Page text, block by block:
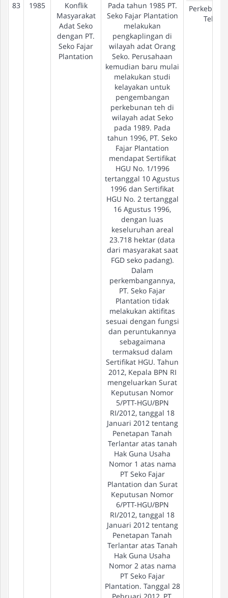
83 1985
Konflik
Masyarakat
Adat Seko
dengan PT.
Seko Fajar
Plantation
Pada tahun 1985 PT.
Seko Fajar Plantation
melakukan
pengkaplingan di
wilayah adat Orang
Seko. Perusahaan
kemudian baru mulai
melakukan studi
kelayakan untuk
pengembangan
perkebunan teh di
wilayah adat Seko
pada 1989. Pada
tahun 1996, PT. Seko
Fajar Plantation
mendapat Sertifikat
HGU No. 1/1996
tertanggal 10 Agustus
1996 dan Sertifikat
HGU No. 2 tertanggal
16 Agustus 1996,
dengan luas
keseluruhan areal
23.718 hektar (data
dari masyarakat saat
FGD seko padang).
Dalam
perkembangannya,
PT. Seko Fajar
Plantation tidak
melakukan aktifitas
sesuai dengan fungsi
dan peruntukannya
sebagaimana
termaksud dalam
Sertifikat HGU. Tahun
2012, Kepala BPN RI
mengeluarkan Surat
Keputusan Nomor
5/PTT-HGU/BPN
RI/2012, tanggal 18
Januari 2012 tentang
Penetapan Tanah
Terlantar atas tanah
Hak Guna Usaha
Nomor 1 atas nama
PT Seko Fajar
Plantation dan Surat
Keputusan Nomor
6/PTT-HGU/BPN
RI/2012, tanggal 18
Januari 2012 tentang
Penetapan Tanah
Terlantar atas Tanah
Hak Guna Usaha
Nomor 2 atas nama
PT Seko Fajar
Plantation. Tanggal 28
Teh